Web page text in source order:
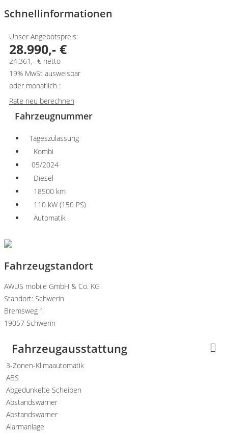
Schnellinformationen
Unser Angebotspreis:
28.990,- €
24.361,- € netto
19% MwSt ausweisbar
oder monatlich :
Rate neu berechnen
Fahrzeugnummer
Tageszulassung
Kombi
05/2024
Diesel
18500 km
110 kW (150 PS)
Automatik
Fahrzeugstandort
AWUS mobile GmbH & Co. KG
Standort: Schwerin
Bremsweg 1
19057 Schwerin
Fahrzeugausstattung
3-Zonen-Klimaautomatik
ABS
Abgedunkelte Scheiben
Abstandswarner
Abstandswarner
Alarmanlage